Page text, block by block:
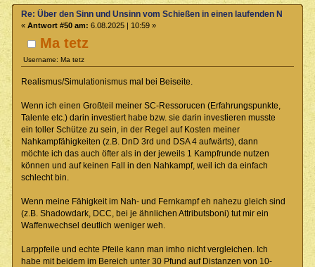
Ma tetz
Username: Ma tetz
Re: Über den Sinn und Unsinn vom Schießen in einen laufenden
« Antwort #50 am: 6.08.2025 | 10:59 »
Realismus/Simulationismus mal bei Beiseite.
Wenn ich einen Großteil meiner SC-Ressorucen (Erfahrungspunkte,
Talente etc.) darin investiert habe bzw. sie darin investieren musste
ein toller Schütze zu sein, in der Regel auf Kosten meiner
Nahkampfähigkeiten (z.B. DnD 3rd und DSA 4 aufwärts), dann
möchte ich das auch öfter als in der jeweils 1 Kampfrunde nutzen
können und auf keinen Fall in den Nahkampf, weil ich da einfach
schlecht bin.
Wenn meine Fähigkeit im Nah- und Fernkampf eh nahezu gleich sind
(z.B. Shadowdark, DCC, bei je ähnlichen Attributsboni) tut mir ein
Waffenwechsel deutlich weniger weh.
Larppfeile und echte Pfeile kann man imho nicht vergleichen. Ich
habe mit beidem im Bereich unter 30 Pfund auf Distanzen von 10-